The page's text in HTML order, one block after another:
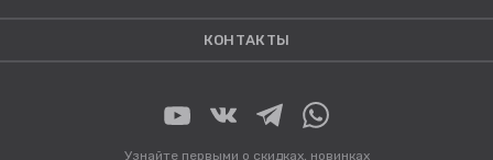
КОНТАКТЫ
Узнайте первыми о скидках, новинках